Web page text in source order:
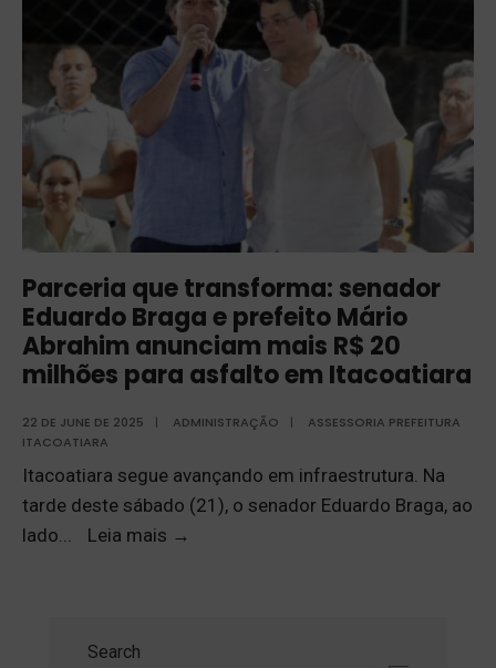
Parceria que transforma: senador
Eduardo Braga e prefeito Mário
Abrahim anunciam mais R$ 20
milhões para asfalto em Itacoatiara
22 DE JUNE DE 2025 | ADMINISTRAÇÃO |
ASSESSORIA PREFEITURA
ITACOATIARA
Itacoatiara segue avançando em infraestrutura. Na
tarde deste sábado (21), o senador Eduardo Braga, ao
lado... Leia mais →
Search